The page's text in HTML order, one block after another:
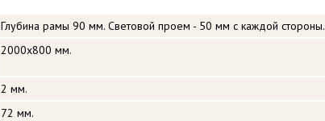
Глубина рамы 90 мм. Световой проем - 50 мм с каждой стороны.
2000х800 мм.
2 мм.
72 мм.